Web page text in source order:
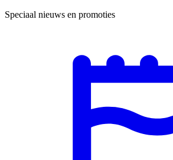
Speciaal nieuws en promoties